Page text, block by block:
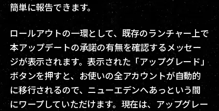
簡単に報告できます。
ロールアウトの一環として、既存のランチャー上で
本アップデートの承諾の有無を確認するメッセー
ジが表示されます。表示された「アップグレード」
ボタンを押すと、お使いの全アカウントが自動的
に移行されるので、ニューエデンへあっという間
にワープしていただけます。現在は、アップグレー